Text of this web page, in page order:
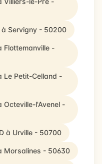
Servigny - 50200
Flottemanville -
Le Petit-Celland -
Octeville-l'Avenel -
à Urville - 50700
Morsalines - 50630